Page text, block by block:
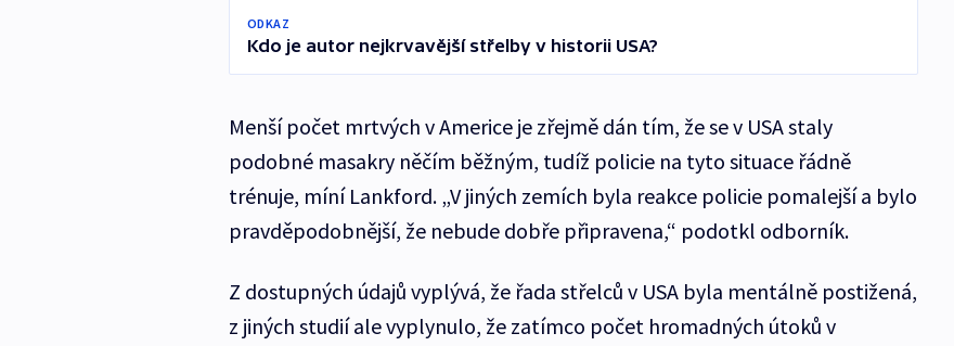
ODKAZ
Kdo je autor nejkrvavější střelby v historii USA?
Menší počet mrtvých v Americe je zřejmě dán tím, že se v USA staly
podobné masakry něčím běžným, tudíž policie na tyto situace řádně
trénuje, míní Lankford. „V jiných zemích byla reakce policie pomalejší a bylo
pravděpodobnější, že nebude dobře připravena,“ podotkl odborník.
Z dostupných údajů vyplývá, že řada střelců v USA byla mentálně postižená,
z jiných studií ale vyplynulo, že zatímco počet hromadných útoků v